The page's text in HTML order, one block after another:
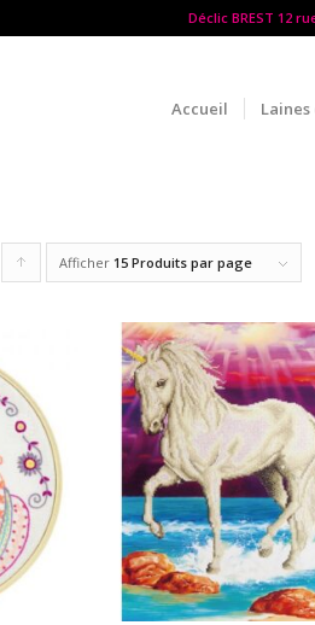
Déclic BREST 12
Accueil
Cliquer
les
produits
en
ordre
ascendant
Afficher 15 Produits par page